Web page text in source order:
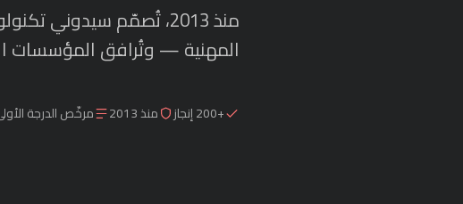
منذ 2013، تُصمّم سيدوني
المهنية — وتُرافق المؤسسات
+200 إنجاز منذ 2013 مرخّص الدرجة